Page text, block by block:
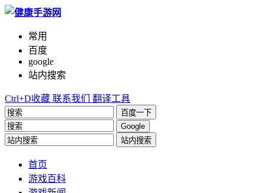
常用
百度
google
站内搜索
Ctrl+D收藏 联系我们 翻译工具
百度一下
Google
站内搜索
首页
游戏百科